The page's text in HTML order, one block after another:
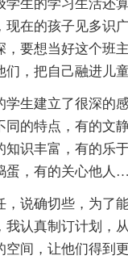
学生的学习生活还
现在的孩子见多识
，要想当好这个班
，把自己融进儿童
学生建立了很深的
的特点，有的文
知识丰富，有的乐
蛋，有的关心他
，说确切些，为了
我认真制订计划，
间，让他们得到更